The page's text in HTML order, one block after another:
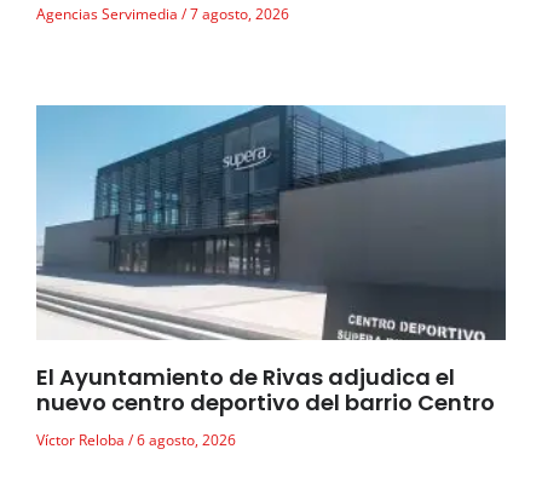
Agencias Servimedia 7 agosto, 2026
El Ayuntamiento de Rivas adjudica el
nuevo centro deportivo del barrio Centro
Víctor Reloba 6 agosto, 2026